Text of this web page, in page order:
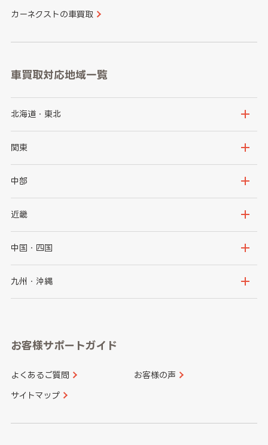
カーネクストの車買取
車買取対応地域一覧
北海道・東北
北海道
岩手県
秋田県
関東
茨城県
群馬県
千葉県
中部
新潟県
石川県
山梨県
愛知県
近畿
大阪府
京都府
和歌山県
中国・四国
鳥取県
山口県
香川県 愛媛県
九州・沖縄
長崎県
大分県 宮崎県
お客様サポートガイド
よくあるご質問 お客様の声
サイトマップ